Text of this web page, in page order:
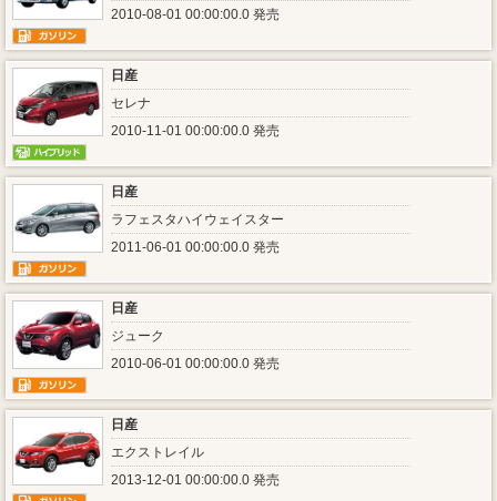
2010-08-01 00:00:00.0 発売
日産
セレナ
2010-11-01 00:00:00.0 発売
日産
ラフェスタハイウェイスター
2011-06-01 00:00:00.0 発売
日産
ジューク
2010-06-01 00:00:00.0 発売
日産
エクストレイル
2013-12-01 00:00:00.0 発売